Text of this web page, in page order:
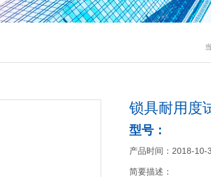
锁具耐用度
型号：
产品时间：2018-10-
简要描述：